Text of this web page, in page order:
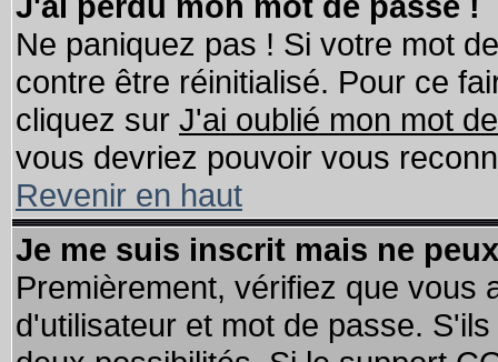
Ne paniquez pas ! Si votre mot
contre être réinitialisé. Pour ce
cliquez sur J'ai oublié mon mot
vous devriez pouvoir vous
Revenir en haut
Je me suis inscrit mais ne
Premièrement, vérifiez que vous
d'utilisateur et mot de passe.